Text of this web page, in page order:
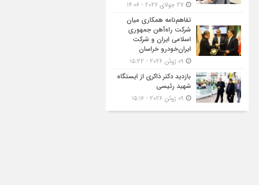
تفاهم‌نامه همکاری میان
شرکت راه‌آهن جمهوری
اسلامی ایران و شرکت
ایران‌خودرو خراسان
بازدید دکتر ذاکری از ایستگاه
شهید رئیسی